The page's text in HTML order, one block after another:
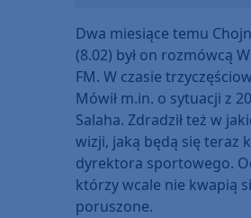
Dwa miesiące temu
(8.02) był on rozmówcą
FM. W czasie
Mówił m.in. o sytuacji z
Salaha. Zdradził też w
wizji, jaką będą się teraz
dyrektora sportowego.
którzy wcale nie kwapią
poruszone.